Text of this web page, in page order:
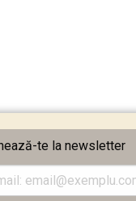
te la newsletter